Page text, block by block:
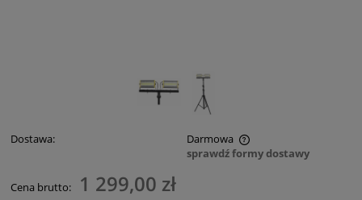
Dostawa:
Darmowa
Cena nie zawiera ewentualnych kosztów płatności
sprawdź formy dostawy
Cena brutto: 1 299,00 zł